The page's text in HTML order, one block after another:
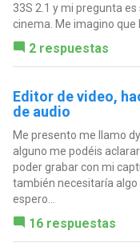
33S 2.1 y mi pregunta
cinema. Me imagino que
2 respuestas
Editor de video,
de audio
Me presento me llamo
alguno me podéis
poder grabar con mi
también necesitaría
espero...
16 respuestas